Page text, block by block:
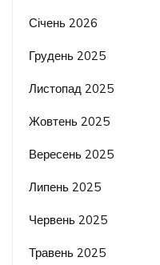
Січень 2026
Грудень 2025
Листопад 2025
Жовтень 2025
Вересень 2025
Липень 2025
Червень 2025
Травень 2025